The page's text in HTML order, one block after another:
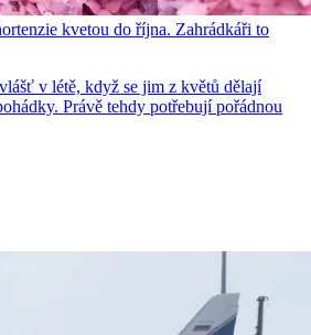
kvetou do října. Zahrádkáři to
v létě, když se jim z květů dělají
Právě tehdy potřebují pořádnou